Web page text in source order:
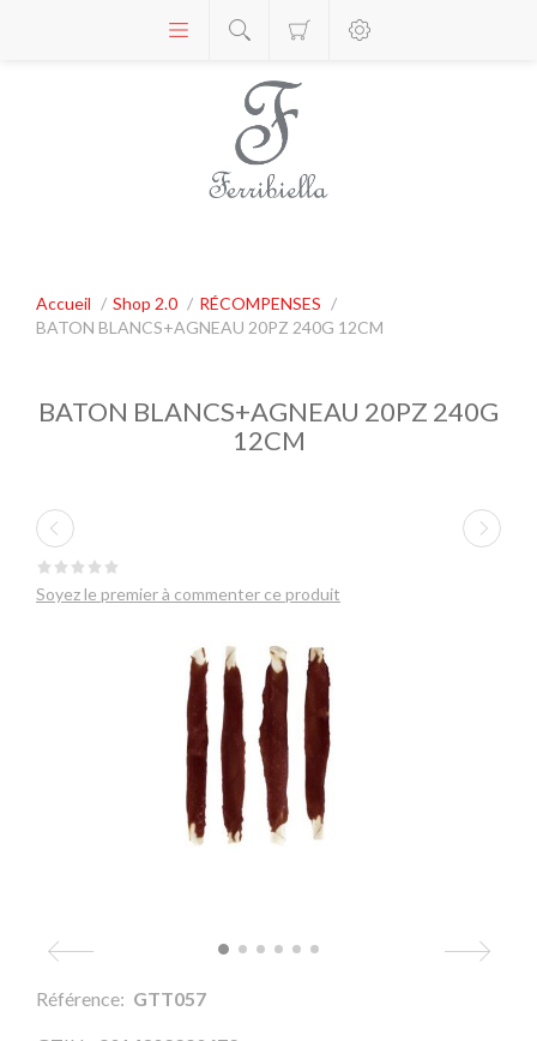
Accueil / Shop 2.0 / RÉCOMPENSES /
BATON BLANCS+AGNEAU 20PZ 240G 12CM
BATON BLANCS+AGNEAU 20PZ 240G
12CM
Soyez le premier à commenter ce produit
Référence: GTT057